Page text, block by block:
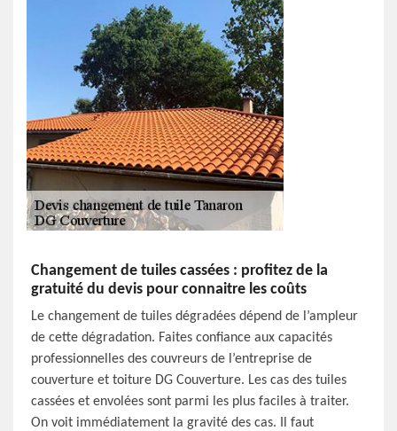
Changement de tuiles cassées : profitez de la
gratuité du devis pour connaitre les coûts
Le changement de tuiles dégradées dépend de l’ampleur
de cette dégradation. Faites confiance aux capacités
professionnelles des couvreurs de l’entreprise de
couverture et toiture DG Couverture. Les cas des tuiles
cassées et envolées sont parmi les plus faciles à traiter.
On voit immédiatement la gravité des cas. Il faut